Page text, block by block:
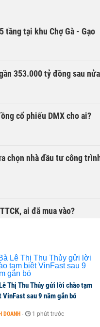
tầng tại khu Chợ Gà - Gạo
353.000 tỷ đồng sau
cổ phiếu DMX cho ai?
chọn nhà đầu tư công
ai đã mua vào?
lao động công trình
Văn Khoa bị khởi tố
Thị Thu Thủy gửi lời chào tạm
VinFast sau 9 năm gắn bó
DOANH - 1 phút trước